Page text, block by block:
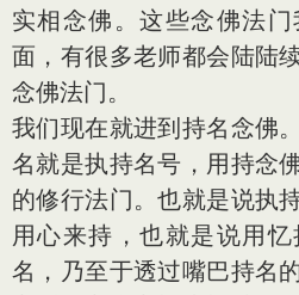
实相念佛。这些念佛法
面，有很多老师都会陆陆
念佛法门。
我们现在就进到持名念佛
名就是执持名号，用持念
的修行法门。也就是说执
用心来持，也就是说用
名，乃至于透过嘴巴持名